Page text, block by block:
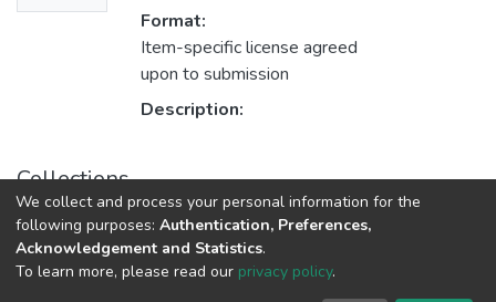
Format:
Item-specific license agreed
upon to submission
Description:
Collections
Arabic Language & literature اللغة العربية وآدابها
We collect and process your personal information for the
following purposes: Authentication, Preferences,
Acknowledgement and Statistics.
To learn more, please read our privacy policy.